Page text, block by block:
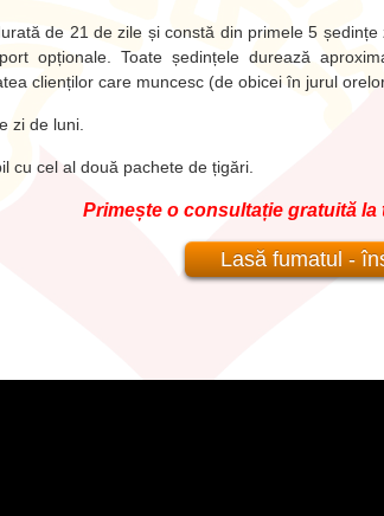
de 21 de zile și constă din primele 5 ședințe
opționale. Toate ședințele durează
clienților care muncesc (de obicei în jurul
zi de luni.
cu cel al două pachete de țigări.
Primește o consultație gratuită la
Lasă fumatul -